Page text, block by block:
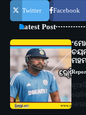
Twitter Facebook
Latest Post